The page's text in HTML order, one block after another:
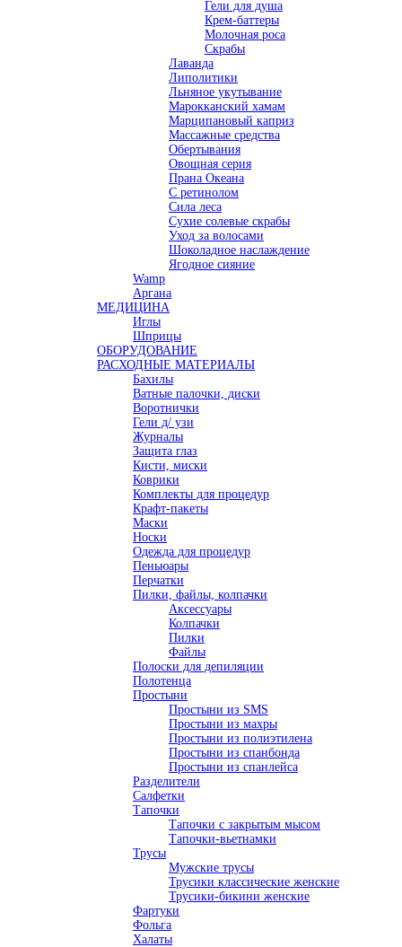
Гели для душа
Крем-баттеры
Молочная роса
Скрабы
Лаванда
Липолитики
Льняное укутывание
Марокканский хамам
Марципановый каприз
Массажные средства
Обертывания
Овощная серия
Прана Океана
С ретинолом
Сила леса
Сухие солевые скрабы
Уход за волосами
Шоколадное наслаждение
Ягодное сияние
Wamp
Аргана
МЕДИЦИНА
Иглы
Шприцы
ОБОРУДОВАНИЕ
РАСХОДНЫЕ МАТЕРИАЛЫ
Бахилы
Ватные палочки, диски
Воротнички
Гели д/ узи
Журналы
Защита глаз
Кисти, миски
Коврики
Комплекты для процедур
Крафт-пакеты
Маски
Носки
Одежда для процедур
Пеньюары
Перчатки
Пилки, файлы, колпачки
Аксессуары
Колпачки
Пилки
Файлы
Полоски для депиляции
Полотенца
Простыни
Простыни из SMS
Простыни из махры
Простыни из полиэтилена
Простыни из спанбонда
Простыни из спанлейса
Разделители
Салфетки
Тапочки
Тапочки с закрытым мысом
Тапочки-вьетнамки
Трусы
Мужские трусы
Трусики классические женские
Трусики-бикини женские
Фартуки
Фольга
Халаты